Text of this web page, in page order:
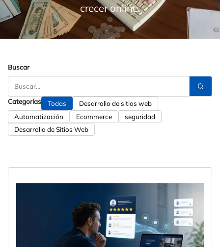
crecer online.
Buscar
Categorías Todas
Desarrollo de sitios web
Automatización
Ecommerce
seguridad
Desarrollo de Sitios Web